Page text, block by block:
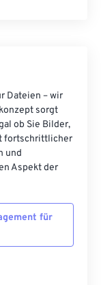
Dateien – wir
sorgt
ob Sie Bilder,
fortschrittlicher
und
Aspekt der
für